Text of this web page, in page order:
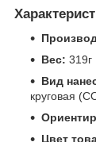
Вес: 319г
Вид
круговая
Цвет